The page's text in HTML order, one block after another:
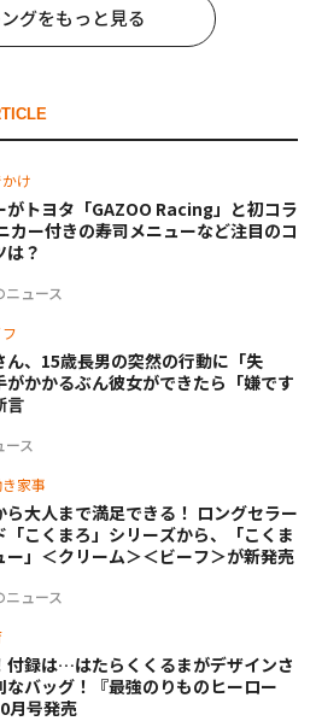
グをもっと見る
け
ュース
がトヨタ「GAZOO Racing」と初コラ
カー付きの寿司メニューなど注目のコ
は？
ス
ん、15歳長男の突然の行動に「失
がかかるぶん彼女ができたら「嫌です
言
家事
ュース
ら大人まで満足できる！ ロングセラー
「こくまろ」シリーズから、「こくま
ー」＜クリーム＞＜ビーフ＞が新発売
付録は…はたらくくるまがデザインさ
なバッグ！『最強のりものヒーロー
月号発売